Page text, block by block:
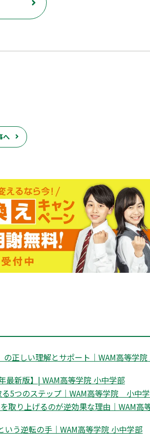
へ
正しい理解とサポート｜WAM高等学院
最新版】| WAM高等学院 小中学部
る5つのステップ｜WAM高等学院 小中
取り上げるのが逆効果な理由｜WAM高
いう逆転の手｜WAM高等学院 小中学部